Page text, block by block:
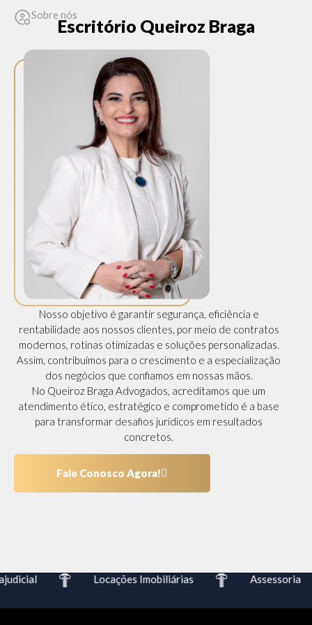
Sobre nós
Escritório Queiroz Braga
Nosso objetivo é garantir segurança, eficiência e
rentabilidade aos nossos clientes, por meio de contratos
modernos, rotinas otimizadas e soluções personalizadas.
Assim, contribuímos para o crescimento e a especialização
dos negócios que confiamos em nossas mãos.
No Queiroz Braga Advogados, acreditamos que um
atendimento ético, estratégico e comprometido é a base
para transformar desafios jurídicos em resultados
concretos.
Fale Conosco Agora!
Locações Imobiliárias Assessoria